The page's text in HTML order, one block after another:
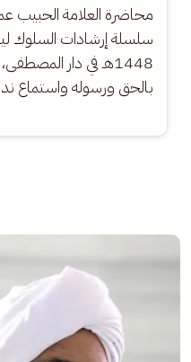
محاضرة العلامة
1448هـ في دار
بالحق ورسوله واستماع
الصورة